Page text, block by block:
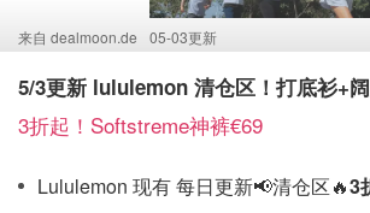
来自 dealmoon.de 05-03更新
5/3更新 lululemon 清仓区！打底衫+
3折起！Softstreme神裤€69
Lululemon 现有 每日更新📢清仓区🔥3